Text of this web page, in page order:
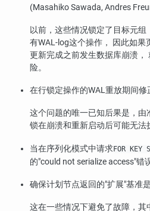
(Masahiko Sawada, Andres
以前，这些情况锁定了目标元
有WAL-log这个操作， 因此如
更新完成之前发生数据库崩溃
险。
在行锁定操作的WAL重放期间
这个问题的唯一已知后果是，
锁在崩溃和重新启动后可能无法
当在序列化模式中请求FOR KEY
的"could not serialize access"错
确保计划节点返回的"扩展"基准
这在一些情况下避免了故障，其